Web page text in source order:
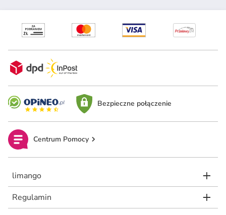
Bezpieczne połączenie
Centrum Pomocy
limango
Regulamin